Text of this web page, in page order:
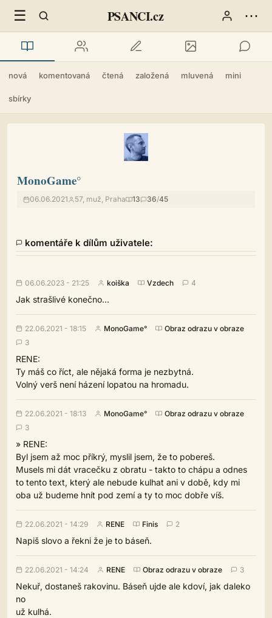
☰ PSANCI.cz ⋯
nová komentovaná čtená založená mluvená mini
sbírky
MonoGame°
06.06.2021 57, muž, Praha 13 36/45
komentáře k dílům uživatele:
06.06.2023 - 21:25 koiška Vzdech 4
Jak strašlivé konečno...
22.06.2021 - 18:15 MonoGame°
Obraz odrazu v obraze
3
RENE:
Ty máš co říct, ale nějaká forma je nezbytná.
Volný verš není házení lopatou na hromadu.
22.06.2021 - 18:13 MonoGame°
Obraz odrazu v obraze
3
» RENE:
Byl jsem až moc příkrý, myslil jsem, že to pobereš.
Musels mi dát vracečku z obratu - takto to chápu a odnes
to tento text, který ale nebude kulhat ani v době, kdy mi
oba už budeme hnít pod zemí a ty to moc dobře víš.
22.06.2021 - 14:29 RENE Finis 2
Napiš slovo a řekni že je to báseň.
22.06.2021 - 14:24 RENE Obraz odrazu v obraze 3
Nekuř, dostaneš rakovinu. Báseň ujde ale kdoví, jak daleko
no
už kulhá.